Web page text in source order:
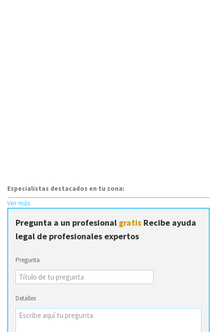
Especialistas destacados en tu zona:
Ver más
Pregunta a un profesional gratis Recibe ayuda
legal de profesionales expertos
Pregunta
Detalles